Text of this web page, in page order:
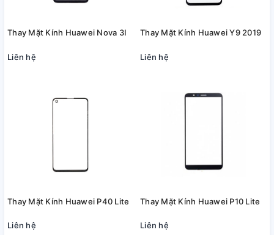
Thay Mặt Kính Huawei Nova 3I
Liên hệ
Thay Mặt Kính Huawei Y9 2019
Liên hệ
Thay Mặt Kính Huawei P40 Lite
Liên hệ
Thay Mặt Kính Huawei P10 Lite
Liên hệ